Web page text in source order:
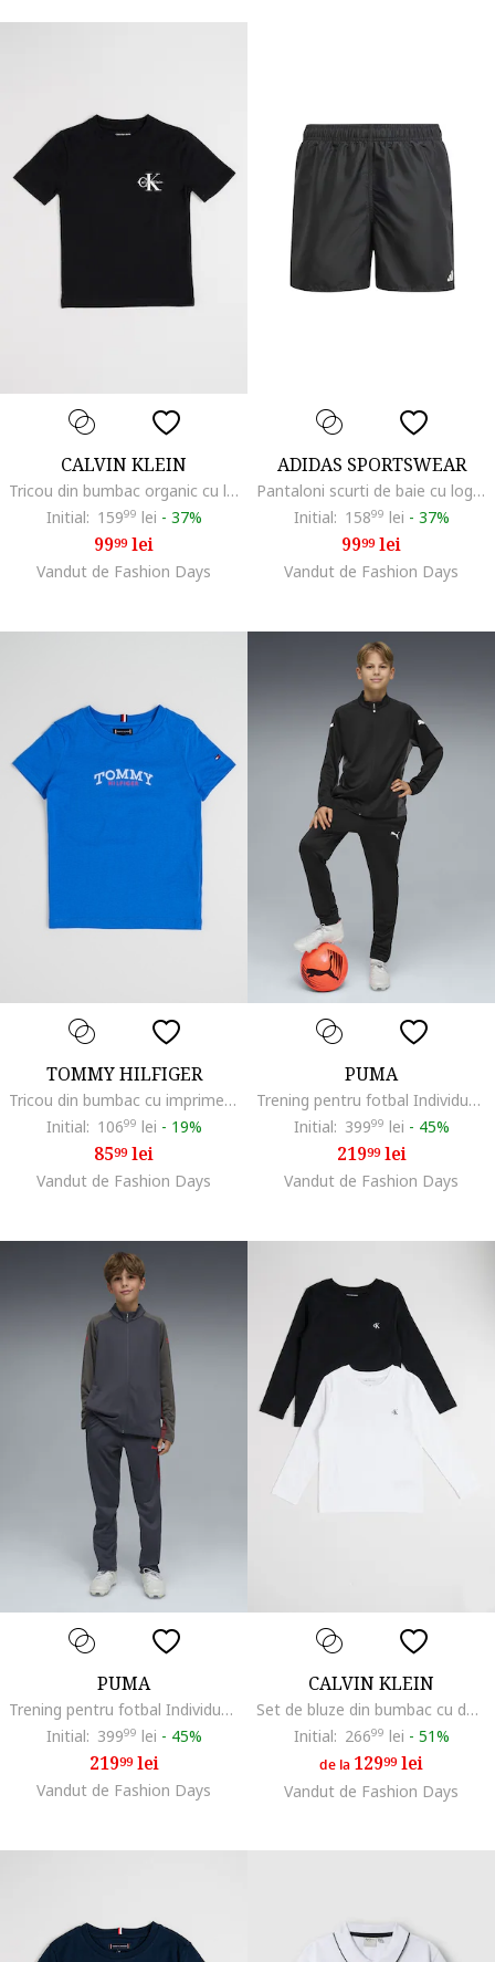
CALVIN KLEIN
Tricou din bumbac organic cu logo, Negru
Initial: 15999 lei - 37%
9999lei
Vandut de Fashion Days
ADIDAS SPORTSWEAR
Pantaloni scurti de baie cu logo discret, Negru
Initial: 15899 lei - 37%
9999lei
Vandut de Fashion Days
TOMMY HILFIGER
Tricou din bumbac cu imprimeu logo, Albastru cobalt
Initial: 10699 lei - 19%
8599lei
Vandut de Fashion Days
PUMA
Trening pentru fotbal IndividualLIGA, Negru/Gri inchis
Initial: 39999 lei - 45%
21999lei
Vandut de Fashion Days
PUMA
Trening pentru fotbal IndividualLIGA, Gri inchis
Initial: 39999 lei - 45%
21999lei
Vandut de Fashion Days
CALVIN KLEIN
Set de bluze din bumbac cu decolteu la baza gatului - 2 piese, Alb/Negru
Initial: 26699 lei - 51%
de la 12999lei
Vandut de Fashion Days